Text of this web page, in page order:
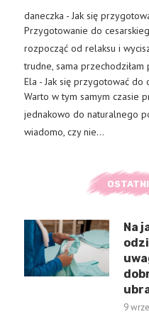
daneczka - Jak się
Przygotowanie do
rozpocząć od relaksu i
trudne, sama
Ela - Jak się przygotować do
Warto w tym samym czasie
jednakowo do naturalnego
wiadomo, czy nie…
Na
9